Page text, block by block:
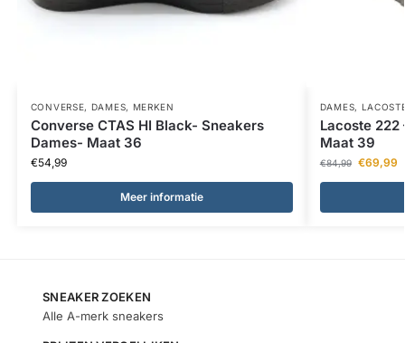
CONVERSE, DAMES, MERKEN
Converse CTAS HI Black- Sneakers
Dames- Maat 36
€54,99
Meer informatie
DAMES,
Lacoste 222
Maat 39
€84,99 €69,99
SNEAKER ZOEKEN
Alle A-merk sneakers